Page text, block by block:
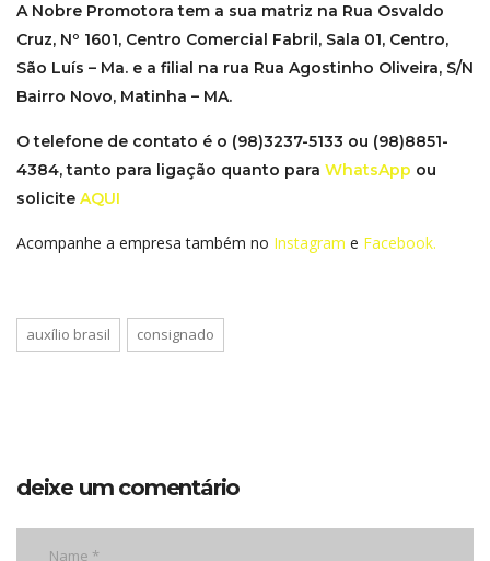
A Nobre Promotora tem a sua matriz na Rua Osvaldo
Cruz, Nº 1601, Centro Comercial Fabril, Sala 01, Centro,
São Luís – Ma. e a filial na rua Rua Agostinho Oliveira, S/N
Bairro Novo, Matinha – MA.
O telefone de contato é o (98)3237-5133 ou (98)8851-
4384, tanto para ligação quanto para WhatsApp ou
solicite AQUI
Acompanhe a empresa também no Instagram e Facebook.
auxílio brasil consignado
deixe um comentário